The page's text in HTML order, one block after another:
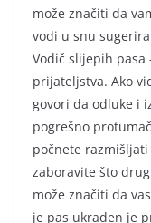
može značiti da
vodi u snu
Vodič slijepih
prijateljstva. Ako
govori da odluke i
pogrešno
počnete
zaboravite što
može značiti da
je pas ukraden je